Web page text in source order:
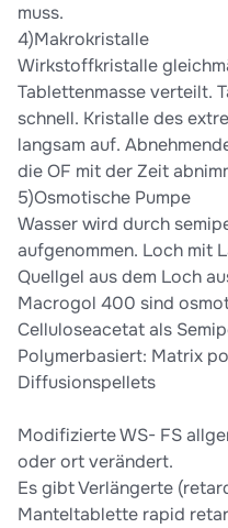
muss.
4)Makrokristalle
Wirkstoffkristalle
Tablettenmasse verteilt.
schnell. Kristalle des
langsam auf.
die OF mit der Zeit
5)Osmotische Pumpe
Wasser wird durch
aufgenommen. Loch mit
Quellgel aus dem Loch
Macrogol 400 sind
Celluloseacetat als
Polymerbasiert: Matrix
Diffusionspellets
Modifizierte WS- FS
oder ort verändert.
Es gibt Verlängerte
Manteltablette rapid